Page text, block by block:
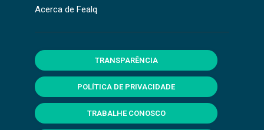
Acerca de Fealq
TRANSPARÊNCIA
POLÍTICA DE PRIVACIDADE
TRABALHE CONOSCO